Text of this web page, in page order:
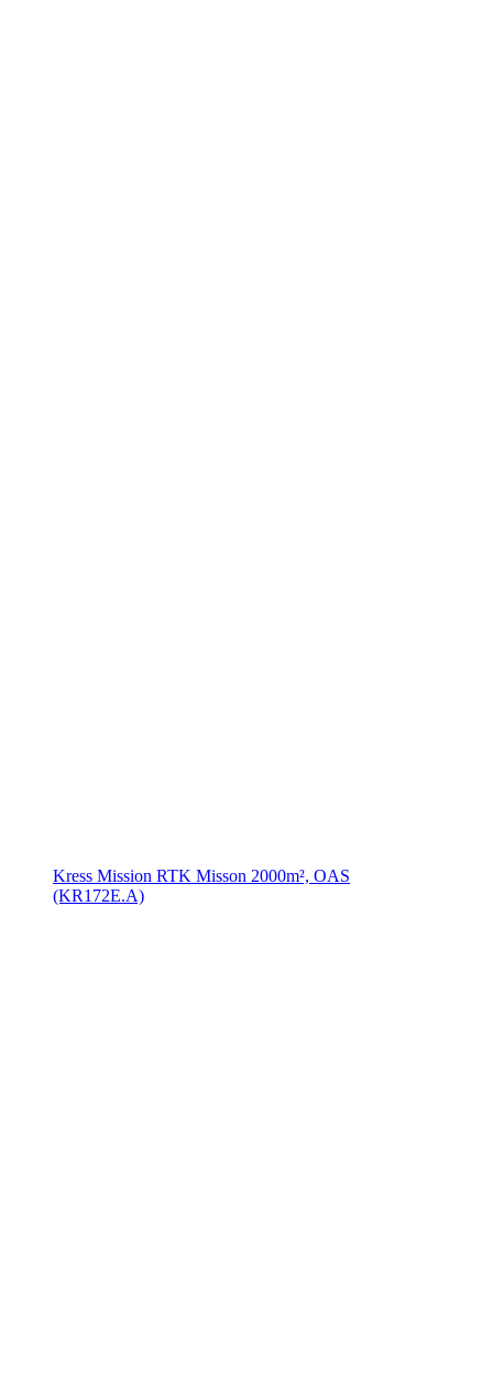
Kress Mission RTK Misson 2000m², OAS
(KR172E.A)